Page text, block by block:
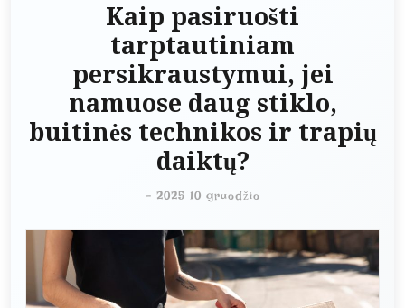
Kaip pasiruošti
tarptautiniam
persikraustymui, jei
namuose daug stiklo,
buitinės technikos ir trapių
daiktų?
- 2025 10 gruodžio